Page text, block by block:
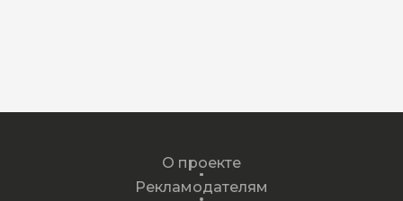
О проекте
Рекламодателям